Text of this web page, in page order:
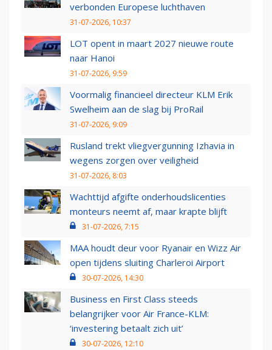
verbonden Europese luchthaven
31-07-2026, 10:37
LOT opent in maart 2027 nieuwe route
naar Hanoi
31-07-2026, 9:59
Voormalig financieel directeur KLM Erik
Swelheim aan de slag bij ProRail
31-07-2026, 9:09
Rusland trekt vliegvergunning Izhavia in
wegens zorgen over veiligheid
31-07-2026, 8:03
Wachttijd afgifte onderhoudslicenties
monteurs neemt af, maar krapte blijft
31-07-2026, 7:15
MAA houdt deur voor Ryanair en Wizz Air
open tijdens sluiting Charleroi Airport
30-07-2026, 14:30
Business en First Class steeds
belangrijker voor Air France-KLM:
‘investering betaalt zich uit’
30-07-2026, 12:10